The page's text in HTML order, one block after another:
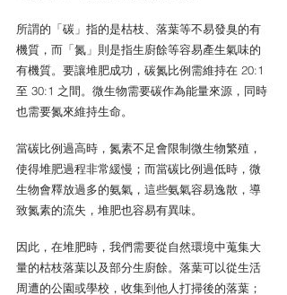
所謂的「碳」指的是枯枝、落葉等不易發臭的有
機質，而「氮」則是指生廚餘等容易產生氣味的
有機質。要讓堆肥成功，碳氮比例需維持在 20:1
至 30:1 之間。微生物需要碳作為能量來源，同時
也需要氮來維持生命。
當碳比例過高時，氮素不足會限制微生物繁殖，
使得堆肥過程非常緩慢；而當碳比例過低時，微
生物會釋放過多的氨氣，這些氨氣容易逸散，導
致氮素的流失，堆肥也容易有異味。
因此，在堆肥時，我們需要從自然環境中蒐集大
量的枯枝落葉以及部分生廚餘。落葉可以從生活
周遭的公園或學校，收集到他人打掃後的落葉；